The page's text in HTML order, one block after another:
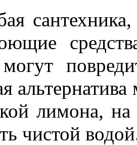
лимона, на
чистой